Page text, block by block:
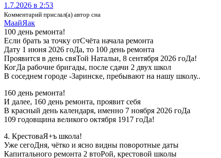
1.7.2026 в 2:53
Комментарий прислал(а) автор сна
МаайЯак
100 день ремонта!
Если брать за точку отСчёта начала ремонта
Дату 1 июня 2026 гоДа, то 100 день ремонта
Проявится в день свяТой Натальи, 8 сентября 2026 гоДа!
КогДа рабочие бригады, после сдачи 2 двух школ
В соседнем городе -Заринске, пребывают на нашу школу..
160 день ремонта!
И далее, 160 день ремонта, проявит себя
В красный день календаря, именно 7 ноября 2026 гоДа
109 годовщина великого октября 1917 гоДа!
4. КрестоваЯ+ъ школа!
Уже сегоДня, чётко и ясно видны поворотные даты
Капитального ремонта 2 втоРой, крестовой школы